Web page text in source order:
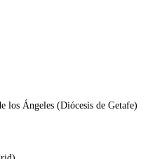
los Ángeles (Diócesis de Getafe)